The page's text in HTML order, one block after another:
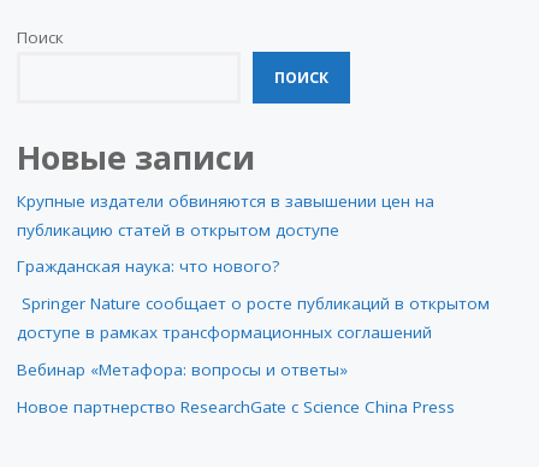
Поиск
ПОИСК
Новые записи
Крупные издатели обвиняются в завышении цен на
публикацию статей в открытом доступе
Гражданская наука: что нового?
Springer Nature сообщает о росте публикаций в открытом
доступе в рамках трансформационных соглашений
Вебинар «Метафора: вопросы и ответы»
Новое партнерство ResearchGate с Science China Press